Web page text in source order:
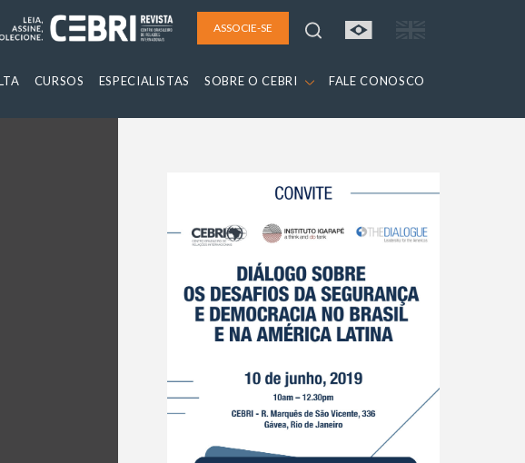
ASSOCIE-SE
CURSOS ESPECIALISTAS SOBRE O CEBRI FALE CONOSCO